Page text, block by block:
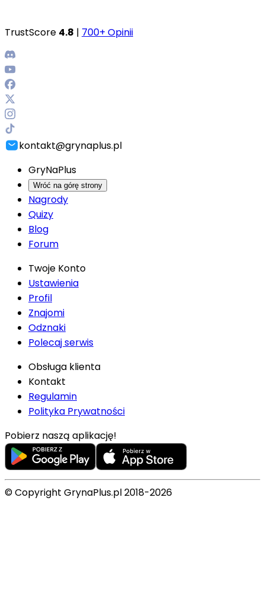
TrustScore 4.8 | 700+ Opinii
kontakt@grynaplus.pl
GryNaPlus
Wróć na górę strony
Nagrody
Quizy
Blog
Forum
Twoje Konto
Ustawienia
Profil
Znajomi
Odznaki
Polecaj serwis
Obsługa klienta
Kontakt
Regulamin
Polityka Prywatności
Pobierz naszą aplikację!
© Copyright GrynaPlus.pl 2018-2026